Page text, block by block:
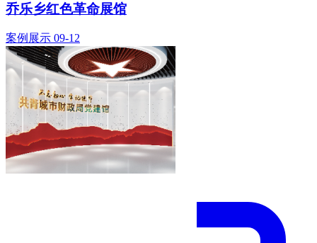
乔乐乡红色革命展馆
案例展示 09-12